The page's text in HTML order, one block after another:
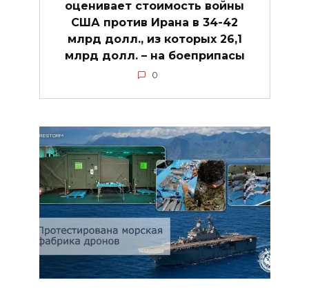
оценивает стоимость войны
США против Ирана в 34-42
млрд долл., из которых 26,1
млрд долл. – на боеприпасы
0